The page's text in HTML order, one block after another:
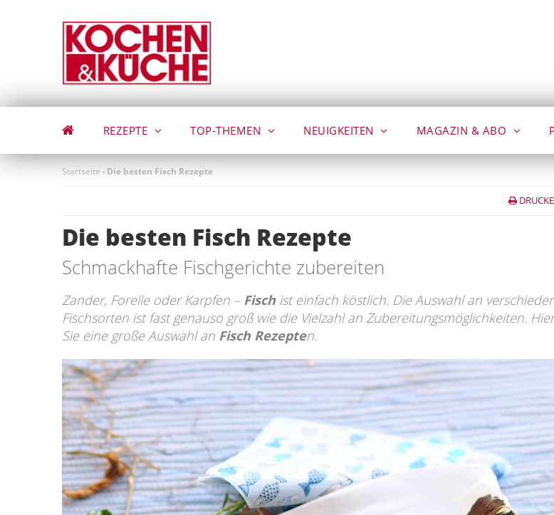
REZEPTE TOP-THEMEN NEUIGKEITEN MAGAZIN & ABO
Startseite -Die besten Fisch Rezepte
Die besten Fisch Rezepte
Schmackhafte Fischgerichte zubereiten
Zander, Forelle oder Karpfen – Fischist einfach köstlich. Die Auswahl an
Fischsorten ist fast genauso groß wie die Vielzahl an Zubereitungsmöglichkeiten.
Sie eine große Auswahl an Fisch Rezepten.